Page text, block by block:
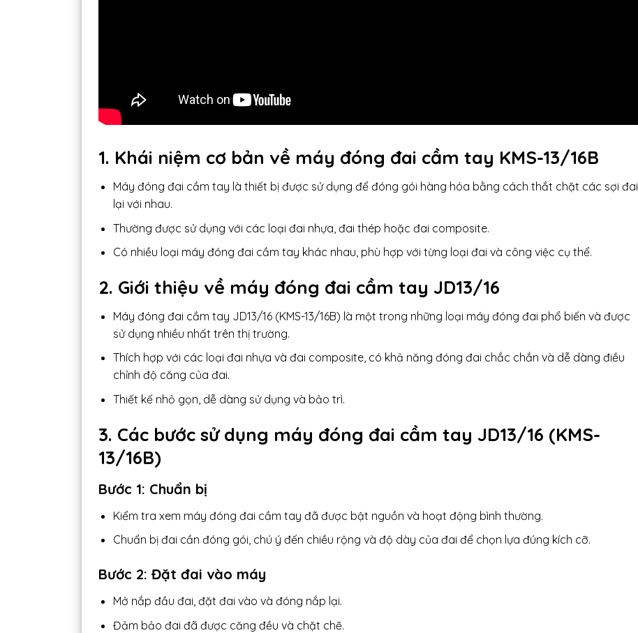
1. Khái niệm cơ bản về máy đóng đai cầm tay KMS-13/16B
Máy đóng đai cầm tay là thiết bị được sử dụng để đóng gói hàng hóa bằng cách thắt chặt các sợi đai
lại với nhau.
Thường được sử dụng với các loại đai nhựa, đai thép hoặc đai composite.
Có nhiều loại máy đóng đai cầm tay khác nhau, phù hợp với từng loại đai và công việc cụ thể.
2. Giới thiệu về máy đóng đai cầm tay JD13/16
Máy đóng đai cầm tay JD13/16 (KMS-13/16B) là một trong những loại máy đóng đai phổ biến và được
sử dụng nhiều nhất trên thị trường.
Thích hợp với các loại đai nhựa và đai composite, có khả năng đóng đai chắc chắn và dễ dàng điều
chỉnh độ căng của đai.
Thiết kế nhỏ gọn, dễ dàng sử dụng và bảo trì.
3. Các bước sử dụng máy đóng đai cầm tay JD13/16 (KMS-
13/16B)
Bước 1: Chuẩn bị
Kiểm tra xem máy đóng đai cầm tay đã được bật nguồn và hoạt động bình thường.
Chuẩn bị đai cần đóng gói, chú ý đến chiều rộng và độ dày của đai để chọn lựa đúng kích cỡ.
Bước 2: Đặt đai vào máy
Mở nắp đầu đai, đặt đai vào và đóng nắp lại.
Đảm bảo đai đã được căng đều và chặt chẽ.